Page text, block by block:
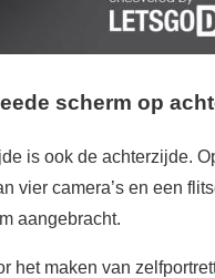
scherm op
is ook de achterzijde.
vier camera’s en een
aangebracht.
het maken van